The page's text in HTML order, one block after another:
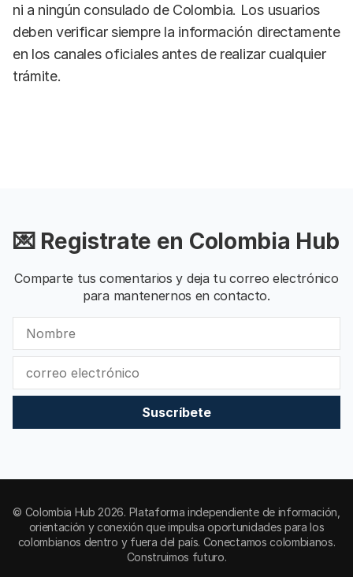
ni a ningún consulado de Colombia. Los usuarios
deben verificar siempre la información directamente
en los canales oficiales antes de realizar cualquier
trámite.
💌 Registrate en Colombia Hub
Comparte tus comentarios y deja tu correo electrónico
para mantenernos en contacto.
Suscríbete
© Colombia Hub 2026. Plataforma independiente de información,
orientación y conexión que impulsa oportunidades para los
colombianos dentro y fuera del país. Conectamos colombianos.
Construimos futuro.